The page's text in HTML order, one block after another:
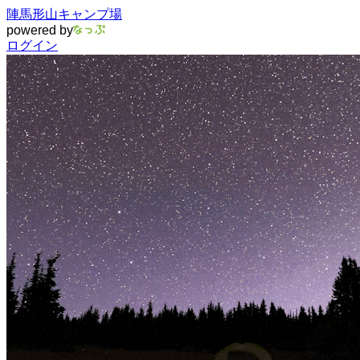
陣馬形山キャンプ場
powered by
ログイン